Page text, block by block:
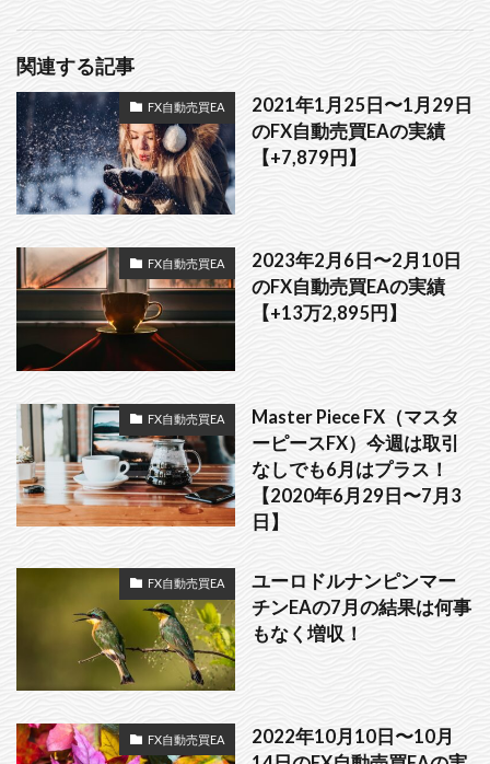
関連する記事
FX自動売買EA
2021年1月25日〜1月29日
のFX自動売買EAの実績
【+7,879円】
FX自動売買EA
2023年2月6日〜2月10日
のFX自動売買EAの実績
【+13万2,895円】
FX自動売買EA
Master Piece FX（マスタ
ーピースFX）今週は取引
なしでも6月はプラス！
【2020年6月29日〜7月3
日】
FX自動売買EA
ユーロドルナンピンマー
チンEAの7月の結果は何事
もなく増収！
FX自動売買EA
2022年10月10日〜10月